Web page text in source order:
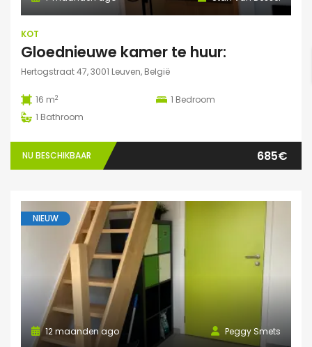
KOT
Gloednieuwe kamer te huur:
Hertogstraat 47, 3001 Leuven, België
16 m2 1 Bedroom
1 Bathroom
NU BESCHIKBAAR 685€
NIEUW
Peggy Smets
12 maanden ago